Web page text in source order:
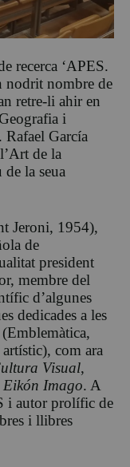
recerca ‘APES.
nodrit nombre de
retre-li ahir en
i
Rafael García
de la
la seua
Jeroni, 1954),
de
president
membre del
d’algunes
dedicades a les
com ara
Visual,
Eikón Imago. A
i autor prolífic de
i llibres